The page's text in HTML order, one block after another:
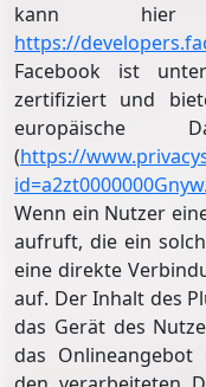
kann hier
https://
Facebook ist
zertifiziert und
europäische
(https://
Wenn ein Nutzer
aufruft, die ein
eine direkte
auf. Der Inhalt des
das Gerät des
das Onlineangebot